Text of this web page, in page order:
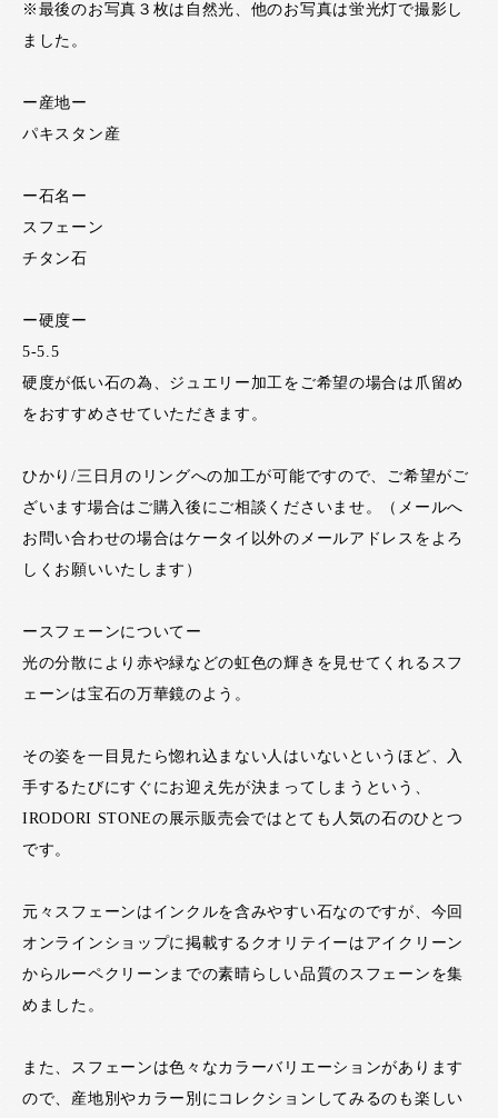
※最後のお写真３枚は自然光、他のお写真は蛍光灯で撮影し
ました。
ー産地ー
パキスタン産
ー石名ー
スフェーン
チタン石
ー硬度ー
5-5.5
硬度が低い石の為、ジュエリー加工をご希望の場合は爪留め
をおすすめさせていただきます。
ひかり/三日月のリングへの加工が可能ですので、ご希望がご
ざいます場合はご購入後にご相談くださいませ。（メールへ
お問い合わせの場合はケータイ以外のメールアドレスをよろ
しくお願いいたします）
ースフェーンについてー
光の分散により赤や緑などの虹色の輝きを見せてくれるスフ
ェーンは宝石の万華鏡のよう。
その姿を一目見たら惚れ込まない人はいないというほど、入
手するたびにすぐにお迎え先が決まってしまうという、
IRODORI STONEの展示販売会ではとても人気の石のひとつ
です。
元々スフェーンはインクルを含みやすい石なのですが、今回
オンラインショップに掲載するクオリテイーはアイクリーン
からルーペクリーンまでの素晴らしい品質のスフェーンを集
めました。
また、スフェーンは色々なカラーバリエーションがあります
ので、産地別やカラー別にコレクションしてみるのも楽しい